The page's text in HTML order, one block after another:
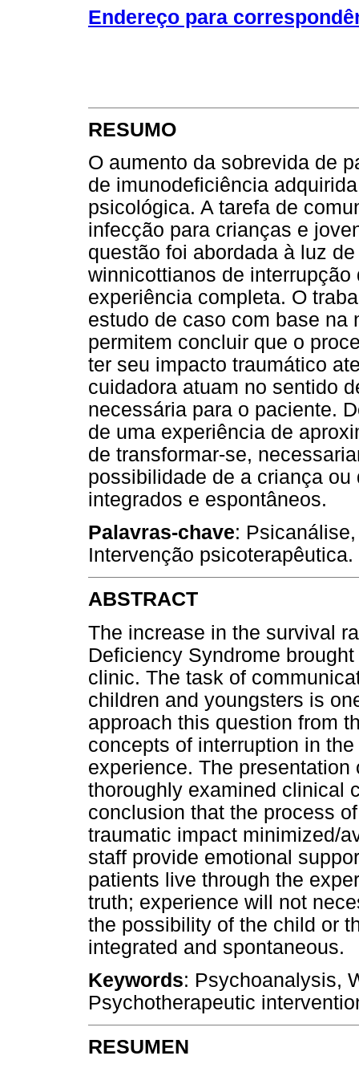
Endereço para
RESUMO
O aumento da sobrevida de
de imunodeficiência
psicológica. A tarefa de
infecção para crianças e
questão foi abordada à luz
winnicottianos de
experiência completa. O
estudo de caso com base na
permitem concluir que o
ter seu impacto traumático
cuidadora atuam no sentido
necessária para o paciente.
de uma experiência de
de transformar-se,
possibilidade de a criança
integrados e espontâneos.
Palavras-chave:
Intervenção psicoterapêutica.
ABSTRACT
The increase in the survival
Deficiency Syndrome
clinic. The task of
children and youngsters is
approach this question from
concepts of interruption in
experience. The
thoroughly examined clinical
conclusion that the process
traumatic impact minimized/
staff provide emotional
patients live through the
truth; experience will not
the possibility of the child or
integrated and spontaneous.
Keywords: Psychoanalysis,
Psychotherapeutic
RESUMEN